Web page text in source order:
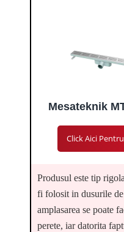
Mesateknik
Click Aici
Produsul este tip
fi folosit in dusurile
amplasarea se poate
perete, iar datorita